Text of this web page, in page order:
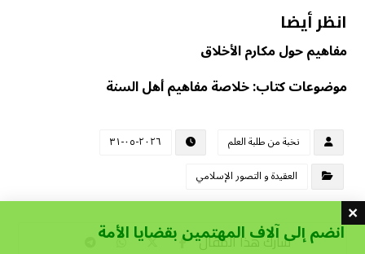
انظر أيضا
مفاهيم حول مكارم الأخلاق
موضوعات كتاب: خلاصة مفاهيم أهل السنة
نخبة من طلبة العلم
٢٠٢٦-٠٥-٣١
العقيدة و التصور الإسلامي
انضم إلى آلاف المهتمين بقضايا الأمة